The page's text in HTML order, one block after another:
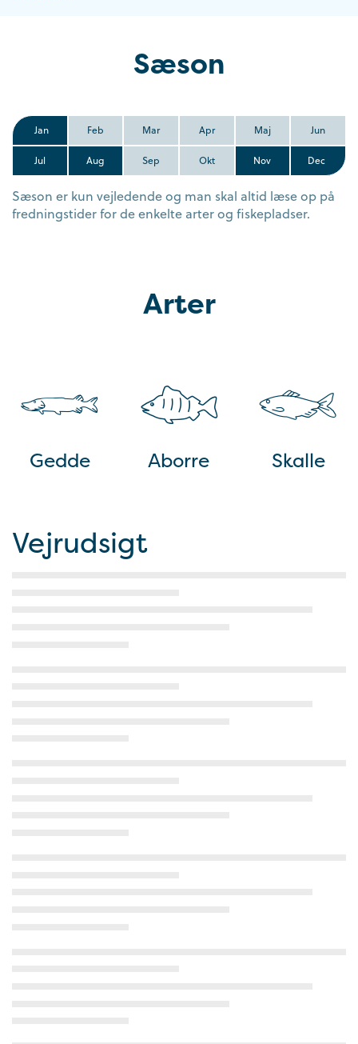
Sæson
Jan Feb Mar Apr Maj Jun
Jul Aug Sep Okt Nov Dec
Sæson er kun vejledende og man skal altid læse op på
fredningstider for de enkelte arter og fiskepladser.
Arter
Gedde Aborre Skalle
Vejrudsigt